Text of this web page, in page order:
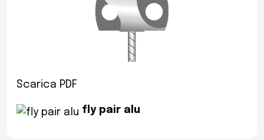
Scarica PDF
fly pair alu